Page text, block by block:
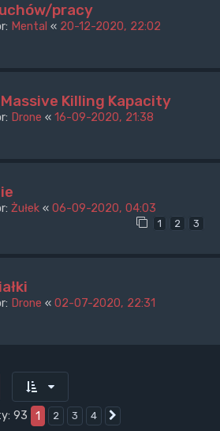
pracy
Mental « 20-12-2020, 22:02
Killing Kapacity
Drone « 16-09-2020, 21:38
Żułek « 06-09-2020, 04:03
1 2 3
Drone « 02-07-2020, 22:31
93
1 2 3 4